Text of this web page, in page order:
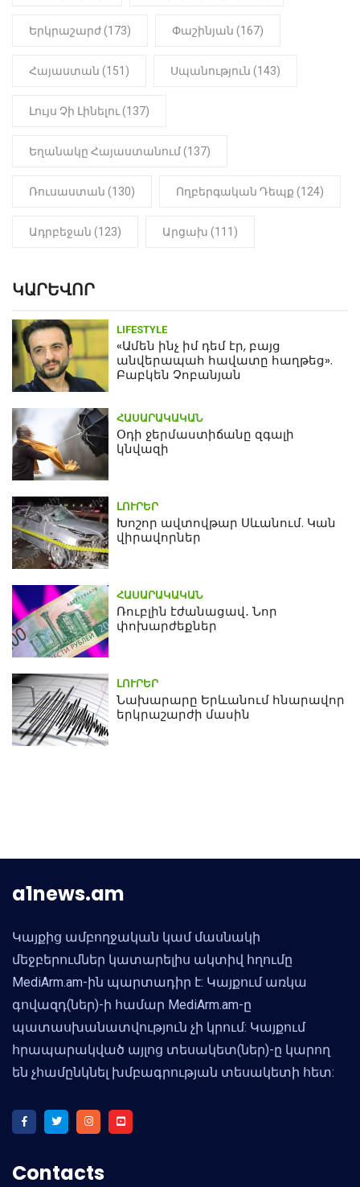
Ինչու է Վիվիեն Բաստաջյանը
նկարահանումների ընթացքում
(Տեսանյութ)
Երկրաշարժ (173) Փաշինյան (167)
Հայաստան (151) Սպանություն (143)
Լույս Չի Լինելու (137)
Եղանակը Հայաստանում (137)
Ռուսաստան (130) Ողբերգական Դեպք (124)
Ադրբեջան (123) Արցախ (111)
ԿԱՐԵՎՈՐ
LIFESTYLE
«Ամեն ինչ իմ դեմ էր, բայց
անվերապահ հավատը հաղթեց».
Բաբկեն Չոբանյան
ՀԱՍԱՐԱԿԱԿԱՆ
Օդի ջերմաստիճանը զգալի
կնվազի
ԼՈՒՐԵՐ
Խոշոր ավտովթար Սևանում. Կան
վիրավորներ
ՀԱՍԱՐԱԿԱԿԱՆ
Ռուբլին էժանացավ․ Նոր
փոխարժեքներ
ԼՈՒՐԵՐ
Նախարարը Երևանում հնարավոր
երկրաշարժի մասին
a1news.am
Կայքից ամբողջական կամ մասնակի
մեջբերումներ կատարելիս ակտիվ հղումը
MediArm.am-ին պարտադիր է: Կայքում առկա
գովազդ(ներ)-ի համար MediArm.am-ը
պատասխանատվություն չի կրում: Կայքում
հրապարակված այլոց տեսակետ(ներ)-ը կարող
են չհամընկնել խմբագրության տեսակետի հետ:
Contacts